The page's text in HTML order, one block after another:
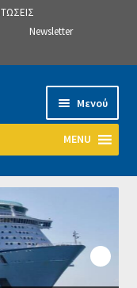
Newsletter
Μενού
MENU